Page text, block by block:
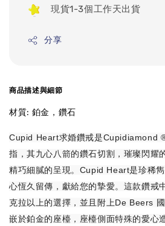
現貨1-3個工作天出貨
分享
商品描述與細節
材質: 鉑金，鑽石
Cupid Heart求婚鑽戒是Cupidiamond
指，其九心八箭的鑽石切割，璀璨閃耀
精巧細膩的呈現。Cupid Heart是珍稀
心恆久留傳，獻給您的摯愛。這款鑽戒
克拉以上的選擇，並且附上De Beers
嵌於鉑金的座檯，座檯側面特殊的愛心